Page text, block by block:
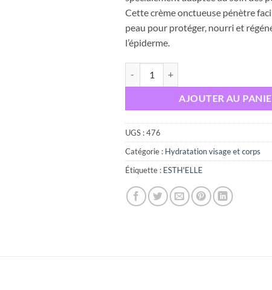
Cette crème onctueuse pénètre
peau pour protéger, nourri et
l’épiderme.
AJOUTER AU
UGS :476
Catégorie : Hydratation visage et corps
Étiquette : ESTH'ELLE